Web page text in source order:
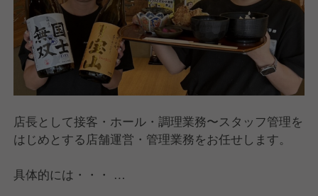
店長として接客・ホール・調理業務〜スタッフ管理を
はじめとする店舗運営・管理業務をお任せします。
具体的には・・・